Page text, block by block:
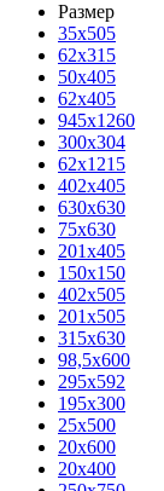
Размер
35х505
62x315
50x405
62х405
945x1260
300x304
62x1215
402x405
630x630
75x630
201x405
150x150
402x505
201x505
315x630
98,5х600
295x592
195х300
25x500
20х600
20х400